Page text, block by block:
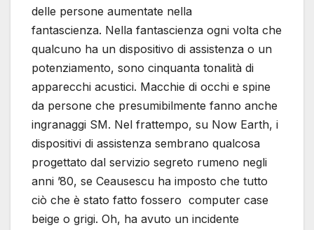
delle persone aumentate nella
fantascienza. Nella fantascienza ogni volta che
qualcuno ha un dispositivo di assistenza o un
potenziamento, sono cinquanta tonalità di
apparecchi acustici. Macchie di occhi e spine
da persone che presumibilmente fanno anche
ingranaggi SM. Nel frattempo, su Now Earth, i
dispositivi di assistenza sembrano qualcosa
progettato dal servizio segreto rumeno negli
anni ’80, se Ceausescu ha imposto che tutto
ciò che è stato fatto fossero computer case
beige o grigi. Oh, ha avuto un incidente